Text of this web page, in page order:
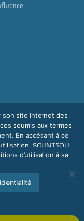
son site Internet des
soumis aux termes
En accédant à ce
SOUNTSOU
d’utilisation à sa